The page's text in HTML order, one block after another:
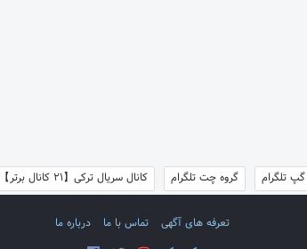
گپ تلگرام گروه چت تلگرام کانال سریال ترکی【21 کانال برتر】تلگرام
تعرفه های آگهی تماس با ما درباره ما